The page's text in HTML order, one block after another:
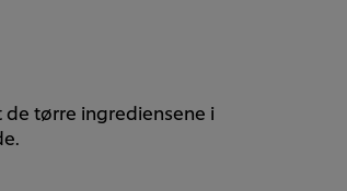
tørre ingrediensene i